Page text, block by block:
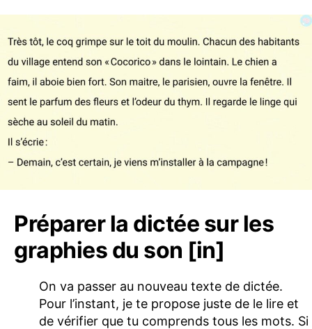
Préparer la dictée sur les
graphies du son [in]
On va passer au nouveau texte de dictée.
Pour l’instant, je te propose juste de le lire et
de vérifier que tu comprends tous les mots. Si